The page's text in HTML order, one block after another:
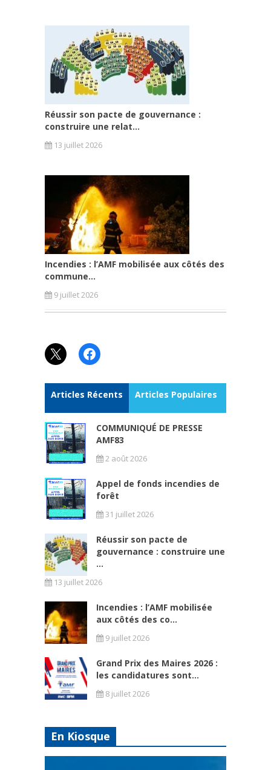
Réussir son pacte de gouvernance :
construire une relat...
13 juillet 2026
Incendies : l’AMF mobilisée aux côtés des
commune...
9 juillet 2026
X Facebook
Articles Récents Articles Populaires
COMMUNIQUÉ DE PRESSE
AMF83
2 août 2026
Appel de fonds incendies de
forêt
31 juillet 2026
Réussir son pacte de
gouvernance : construire une
...
13 juillet 2026
Incendies : l’AMF mobilisée
aux côtés des co...
9 juillet 2026
Grand Prix des Maires 2026 :
les candidatures sont...
8 juillet 2026
En Kiosque